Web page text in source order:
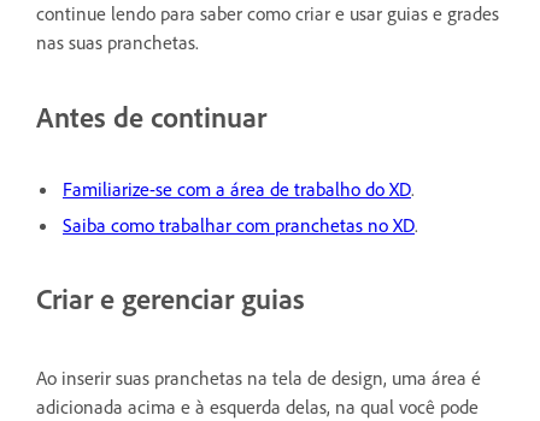
continue lendo para saber como criar e usar guias e grades
nas suas pranchetas.
Antes de continuar
Familiarize-se com a área de trabalho do XD.
Saiba como trabalhar com pranchetas no XD.
Criar e gerenciar guias
Ao inserir suas pranchetas na tela de design, uma área é
adicionada acima e à esquerda delas, na qual você pode